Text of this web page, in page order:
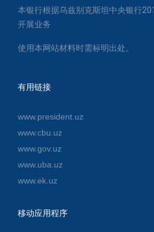
本银行根据乌兹别克斯坦中央银行
开展业务
使用本网站材料时需标明出处。
有用链接
www.president.uz
www.cbu.uz
www.gov.uz
www.uba.uz
www.ek.uz
移动应用程序